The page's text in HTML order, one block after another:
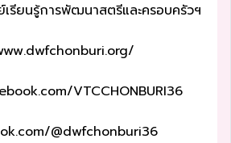
รียนรู้การพัฒนาสตรีและครอบครัวฯ
VTCCHONBURI36
@dwfchonburi36